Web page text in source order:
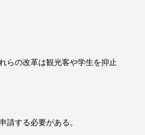
らの改革は観光客や学生を抑止
する必要がある。